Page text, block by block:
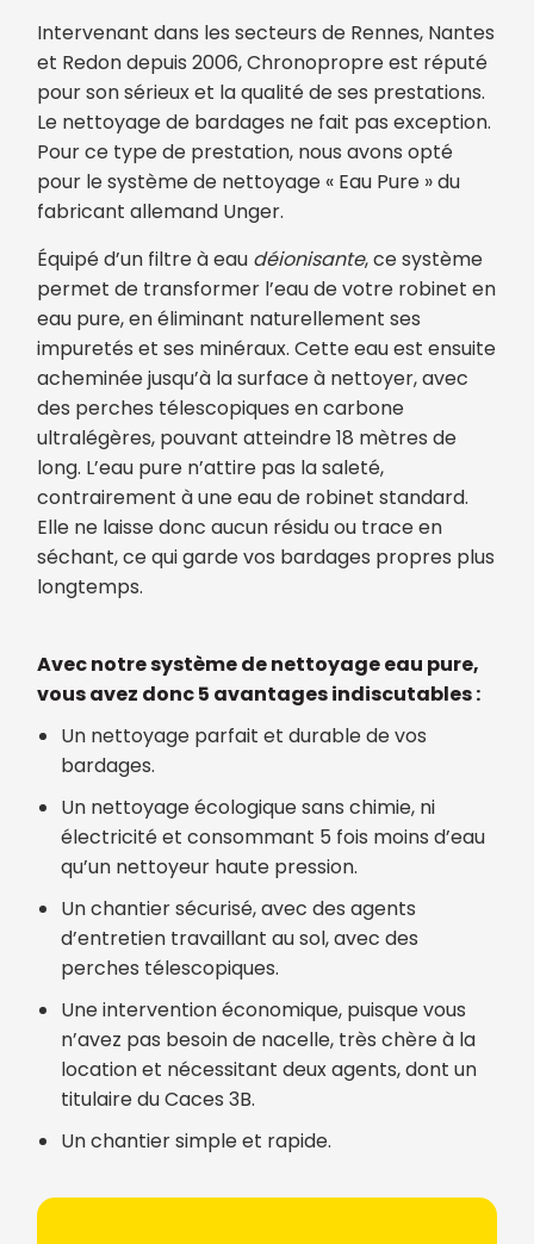
Intervenant dans les secteurs de Rennes, Nantes
et Redon depuis 2006, Chronopropre est réputé
pour son sérieux et la qualité de ses prestations.
Le nettoyage de bardages ne fait pas exception.
Pour ce type de prestation, nous avons opté
pour le système de nettoyage « Eau Pure » du
fabricant allemand Unger.
Équipé d’un filtre à eau déionisante, ce système
permet de transformer l’eau de votre robinet en
eau pure, en éliminant naturellement ses
impuretés et ses minéraux. Cette eau est ensuite
acheminée jusqu’à la surface à nettoyer, avec
des perches télescopiques en carbone
ultralégères, pouvant atteindre 18 mètres de
long. L’eau pure n’attire pas la saleté,
contrairement à une eau de robinet standard.
Elle ne laisse donc aucun résidu ou trace en
séchant, ce qui garde vos bardages propres plus
longtemps.
Avec notre système de nettoyage eau pure,
vous avez donc 5 avantages indiscutables :
Un nettoyage parfait et durable de vos
bardages.
Un nettoyage écologique sans chimie, ni
électricité et consommant 5 fois moins d’eau
qu’un nettoyeur haute pression.
Un chantier sécurisé, avec des agents
d’entretien travaillant au sol, avec des
perches télescopiques.
Une intervention économique, puisque vous
n’avez pas besoin de nacelle, très chère à la
location et nécessitant deux agents, dont un
titulaire du Caces 3B.
Un chantier simple et rapide.